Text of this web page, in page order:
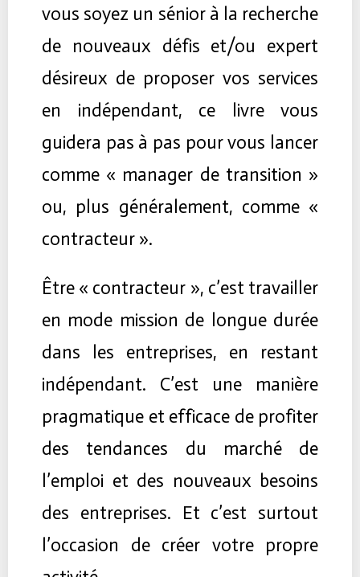
vous soyez un sénior à la recherche
de nouveaux défis et/ou expert
désireux de proposer vos services
en indépendant, ce livre vous
guidera pas à pas pour vous lancer
comme « manager de transition »
ou, plus généralement, comme «
contracteur ».
Être « contracteur », c’est travailler
en mode mission de longue durée
dans les entreprises, en restant
indépendant. C’est une manière
pragmatique et efficace de profiter
des tendances du marché de
l’emploi et des nouveaux besoins
des entreprises. Et c’est surtout
l’occasion de créer votre propre